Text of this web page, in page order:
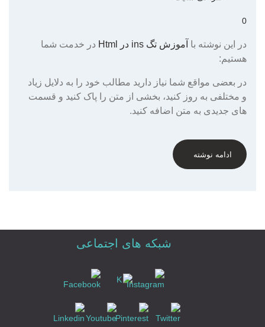
0
در این نوشته با آموزش تگ ins در Html
در خدمت شما
هستیم:
در بعضی مواقع شما نیاز دارید مطالب خود را به دلایل زیاد
و مختلفی به روز کنید، بخشی از متن را پاک کنید و قسمت
های جدیدی به متن اضافه کنید.
ادامه نوشته
شبکه های اجتماعی